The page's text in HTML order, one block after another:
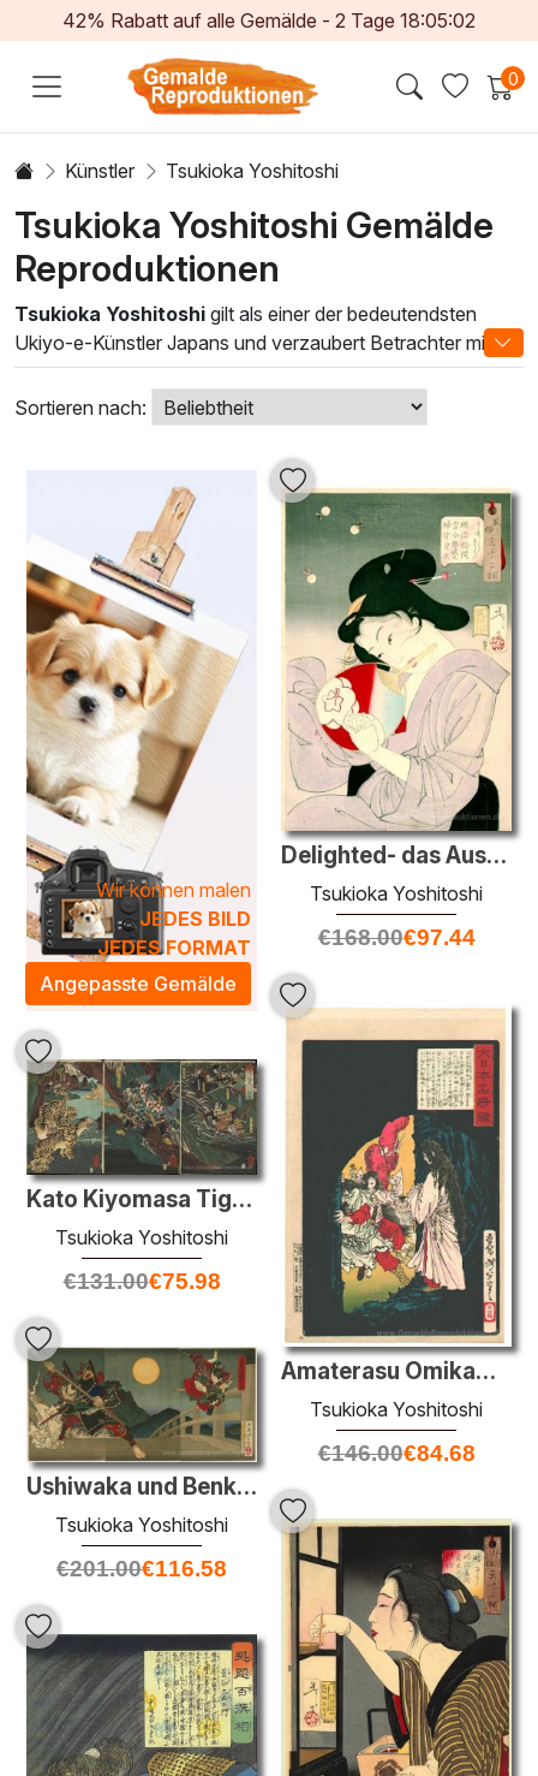
42% Rabatt auf alle Gemälde - 2 Tage 18:05:00
0
Künstler Tsukioka Yoshitoshi
Tsukioka Yoshitoshi Gemälde
Reproduktionen
Tsukioka Yoshitoshi gilt als einer der bedeutendsten
Ukiyo-e-Künstler Japans und verzaubert Betrachter mit
seinen einzigartigen Ölgemälden, die die zeitlose Schönheit
und fragilen Emotionen des Lebens einfangen. Seine
Werke sind geprägt von dynamischen Kompositionen,
lebendigen Farben und komplexen Charakterdarstellungen,
die Geschichten von Mythologie, Geschichte und dem
Alltagsleben erzählen. Diese Kunstwerke sind nicht nur
fantastische Wanddekorationen; sie laden auch zur
Reflexion und zum Träumen ein.
Tsukioka Yoshitoshi-Kategorie finden Sie sorgfältig
ausgewählte Ölgemälde, die mit klassischen Techniken und
modernem Verständnis geschaffen wurden. Jedes
Gemälde bringt eine künstlerische Atmosphäre in Ihr
Zuhause und verwandelt jeden Raum in ein kunstvolles
Erlebnis. Tauchen Sie ein in die Welt der japanischen Kultur
und lassen Sie sich von der Pracht und Tiefe dieser
einmaligen Kunstwerke inspirieren, die sowohl Tradition als
auch Innovation verkörpern.
Sortieren nach:
Wir können malen
JEDES BILD
JEDES FORMAT
Angepasste Gemälde
Delighted- das Aussehen einer Geisha Heute während der Meiji-Zei
Tsukioka Yoshitoshi
€168.00€97.44
Amaterasu Omikami aus der Höhle erscheinen
Tsukioka Yoshitoshi
€146.00€84.68
Kato Kiyomasa Tigerjagd in Korea während des Krieges Imjim
Tsukioka Yoshitoshi
€131.00€75.98
Ushiwaka und Benkei auf Gojo Brücke Duell
Tsukioka Yoshitoshi
€201.00€116.58